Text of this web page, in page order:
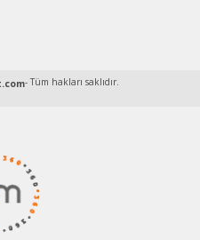
- Tüm hakları saklıdır.